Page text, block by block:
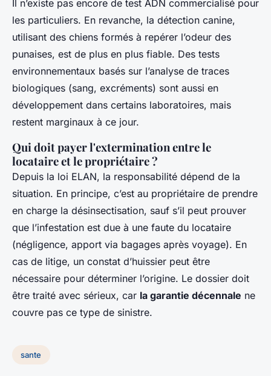
Il n’existe pas encore de test ADN commercialisé pour
les particuliers. En revanche, la détection canine,
utilisant des chiens formés à repérer l’odeur des
punaises, est de plus en plus fiable. Des tests
environnementaux basés sur l’analyse de traces
biologiques (sang, excréments) sont aussi en
développement dans certains laboratoires, mais
restent marginaux à ce jour.
Qui doit payer l'extermination entre le
locataire et le propriétaire ?
Depuis la loi ELAN, la responsabilité dépend de la
situation. En principe, c’est au propriétaire de prendre
en charge la désinsectisation, sauf s’il peut prouver
que l’infestation est due à une faute du locataire
(négligence, apport via bagages après voyage). En
cas de litige, un constat d’huissier peut être
nécessaire pour déterminer l’origine. Le dossier doit
être traité avec sérieux, car la garantie décennale ne
couvre pas ce type de sinistre.
sante